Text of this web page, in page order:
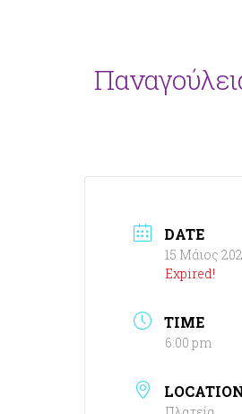
DATE
15 Μάιος
Expired!
TIME
6:00 pm